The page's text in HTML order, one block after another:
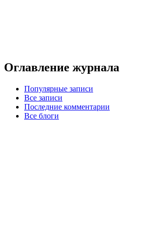
Оглавление журнала
Популярные записи
Все записи
Последние комментарии
Все блоги